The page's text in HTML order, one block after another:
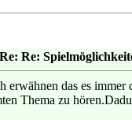
Re:
das es
Thema zu